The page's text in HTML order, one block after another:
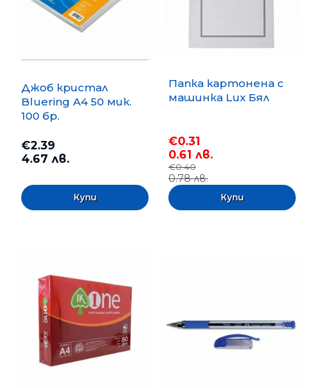
Джоб кристал
Bluering А4 50 мик.
100 бр.
€2.39
4.67 лв.
Папка картонена с
машинка Lux Бял
€0.31
0.61 лв.
€0.40
0.78 лв.